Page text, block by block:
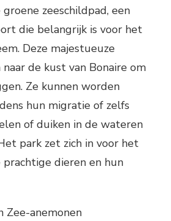
zeeschildpad, een
die belangrijk is voor het
Deze majestueuze
de kust van Bonaire om
Ze kunnen worden
hun migratie of zelfs
of duiken in de wateren
park zet zich in voor het
prachtige dieren en hun
Zee-anemonen